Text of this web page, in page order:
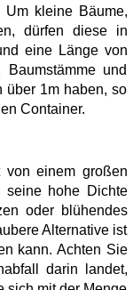
Um kleine Bäume,
dürfen diese in
eine Länge von
und
über 1m haben, so
Container.
von einem großen
seine hohe Dichte
oder blühendes
Alternative ist
kann. Achten Sie
darin landet,